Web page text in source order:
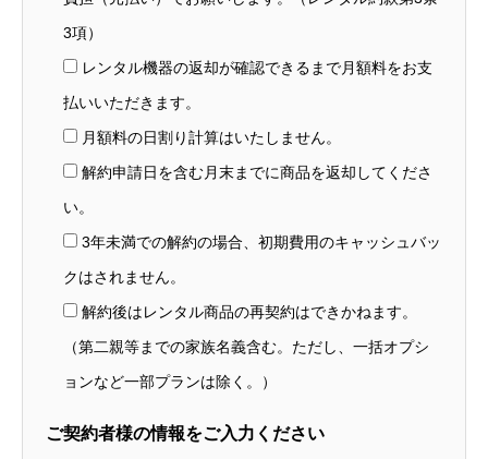
3項）
レンタル機器の返却が確認できるまで月額料をお支
払いいただきます。
月額料の日割り計算はいたしません。
解約申請日を含む月末までに商品を返却してくださ
い。
3年未満での解約の場合、初期費用のキャッシュバッ
クはされません。
解約後はレンタル商品の再契約はできかねます。
（第二親等までの家族名義含む。ただし、一括オプシ
ョンなど一部プランは除く。）
ご契約者様の情報をご入力ください